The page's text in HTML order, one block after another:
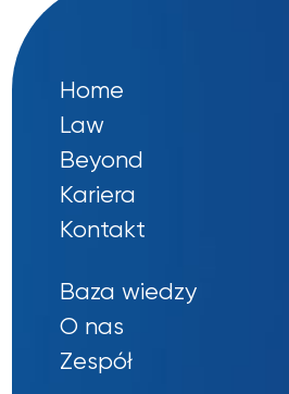
Home
Law
Beyond
Kariera
Kontakt
Baza wiedzy
O nas
Zespół